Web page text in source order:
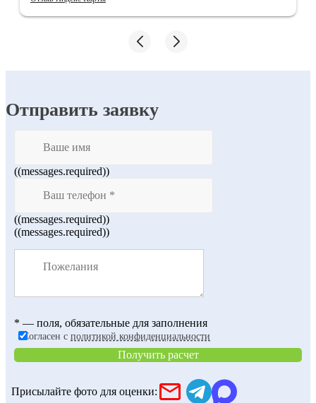
Отправить заявку
((messages.required))
((messages.required))
((messages.required))
* — поля, обязательные для заполнения
Согласен с политикой конфиденциальности
Получить расчет
Присылайте фото для оценки: